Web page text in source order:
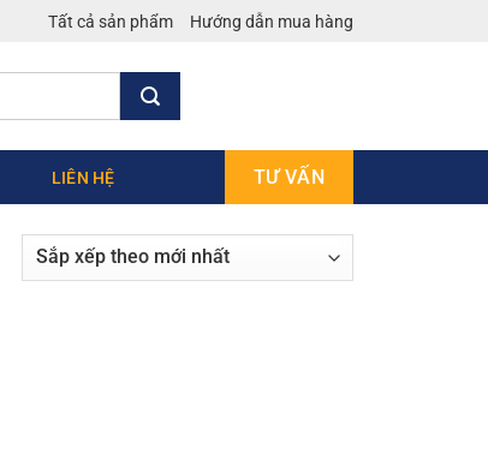
Tất cả sản phẩm Hướng dẫn mua hàng
LIÊN HỆ TƯ VẤN